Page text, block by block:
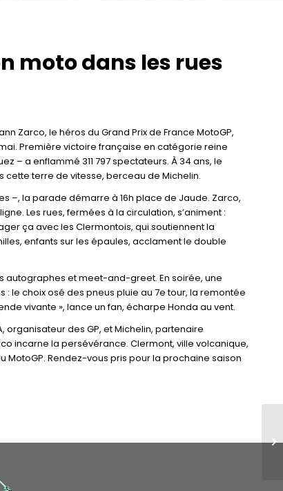
moto dans les rues
Zarco, le héros du Grand Prix de France MotoGP,
Première victoire française en catégorie reine
– a enflammé 311 797 spectateurs. À 34 ans, le
cette terre de vitesse, berceau de Michelin.
–, la parade démarre à 16h place de Jaude. Zarco,
Les rues, fermées à la circulation, s’animent :
ça avec les Clermontois, qui soutiennent la
enfants sur les épaules, acclament le double
autographes et meet-and-greet. En soirée, une
le choix osé des pneus pluie au 7e tour, la remontée
vivante », lance un fan, écharpe Honda au vent.
organisateur des GP, et Michelin, partenaire
incarne la persévérance. Clermont, ville volcanique,
MotoGP. Rendez-vous pris pour la prochaine saison